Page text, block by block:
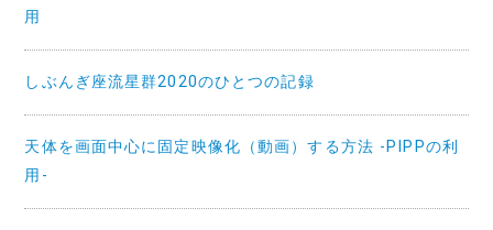
用
しぶんぎ座流星群2020のひとつの記録
天体を画面中心に固定映像化（動画）する方法 -PIPPの利
用-